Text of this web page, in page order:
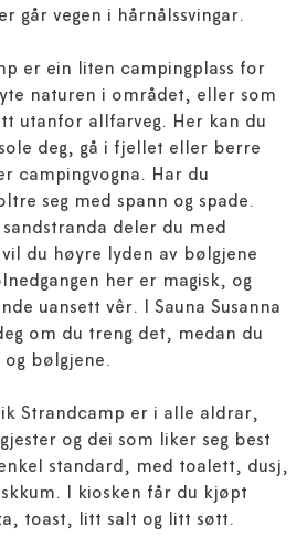
går vegen i hårnålssvingar.
er ein liten campingplass for
naturen i området, eller som
utanfor allfarveg. Her kan du
deg, gå i fjellet eller berre
campingvogna. Har du
seg med spann og spade.
deler du med
du høyre lyden av bølgjene
her er magisk, og
uansett vêr. I Sauna Susanna
om du treng det, medan du
bølgjene.
Strandcamp er i alle aldrar,
og dei som liker seg best
standard, med toalett, dusj,
I kiosken får du kjøpt
toast, litt salt og litt søtt.